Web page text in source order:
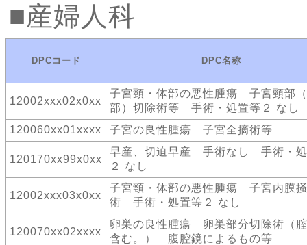
産婦人科
DPCコード DPC名称
12002xxx02x0xx
子宮頸・体部の悪性腫瘍 子宮頸部
部）切除術等 手術・処置等２ なし
120060xx01xxxx
子宮の良性腫瘍 子宮全摘術等
120170xx99x0xx
早産、切迫早産 手術なし 手術・
２ なし
12002xxx03x0xx
子宮頸・体部の悪性腫瘍 子宮内膜
術 手術・処置等２ なし
120070xx02xxxx
卵巣の良性腫瘍 卵巣部分切除術（
含む。） 腹腔鏡によるもの等